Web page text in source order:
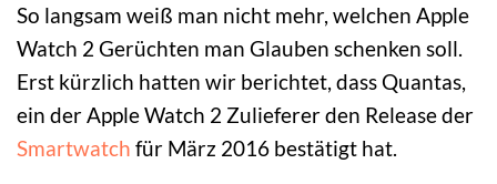
So langsam weiß man nicht mehr, welchen Apple
Watch 2 Gerüchten man Glauben schenken soll.
Erst kürzlich hatten wir berichtet, dass Quantas,
ein der Apple Watch 2 Zulieferer den Release der
Smartwatch für März 2016 bestätigt hat.